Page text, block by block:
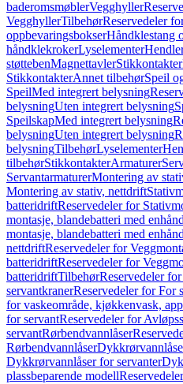
baderomsmøblerVegghyller
VegghyllerTilbehørReservedeler
oppbevaringsbokserHåndklestang
håndklekrokerLyselementer
støttebenMagnettavlerStikkontakter
StikkontakterAnnet tilbehørSpeil
SpeilMed integrert belysning
belysningUten integrert belysning
SpeilskapMed integrert belysning
belysningUten integrert belysning
belysningTilbehørLyselementer
tilbehørStikkontakterArmaturer
ServantarmaturerMontering av
Montering av stativ, nettdrift
batteridriftReservedeler for
montasje, blandebatteri med
montasje, blandebatteri med
nettdriftReservedeler for
batteridriftReservedeler for
batteridriftTilbehørReservedeler
servantkranerReservedeler for For
for vaskeområde, kjøkkenvask,
for servantReservedeler for
servantRørbendvannlåser
Rørbendvannlåser
Dykkrørvannlåser for servanter
plassbeparende modell